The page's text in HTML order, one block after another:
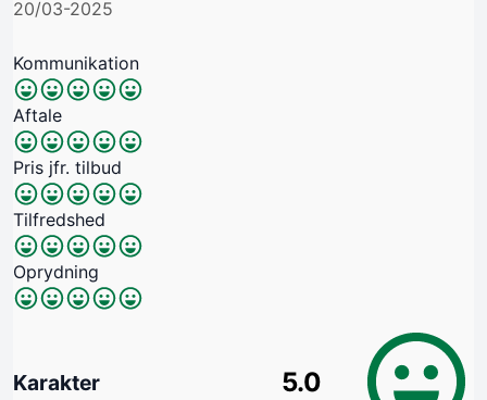
20/03-2025
Kommunikation
Aftale
Pris jfr. tilbud
Tilfredshed
Oprydning
Karakter 5.0